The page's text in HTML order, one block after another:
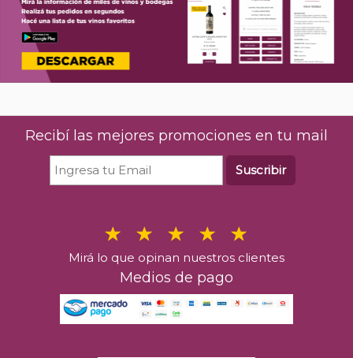
Recibí las mejores promociones en tu mail
Suscribir
Mirá lo que opinan nuestros clientes
Medios de pago